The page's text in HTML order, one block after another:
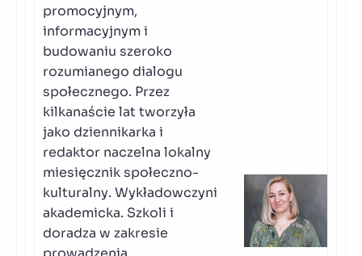
promocyjnym,
informacyjnym i
budowaniu szeroko
rozumianego dialogu
społecznego. Przez
kilkanaście lat tworzyła
jako dziennikarka i
redaktor naczelna lokalny
miesięcznik społeczno-
kulturalny. Wykładowczyni
akademicka. Szkoli i
doradza w zakresie